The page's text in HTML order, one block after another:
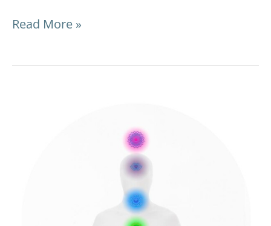
Read More »